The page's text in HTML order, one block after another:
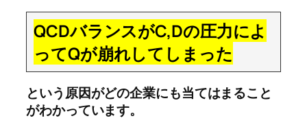
QCDバランスがC,Dの圧力によ
ってQが崩れしてしまった
という原因がどの企業にも当てはまること
がわかっています。